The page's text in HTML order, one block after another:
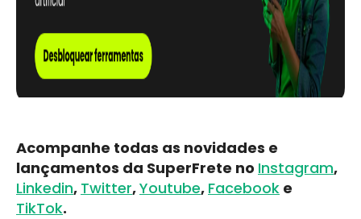
Acompanhe todas as novidades e
lançamentos da SuperFrete no Instagram,
Linkedin, Twitter,Youtube, Facebook e
TikTok.